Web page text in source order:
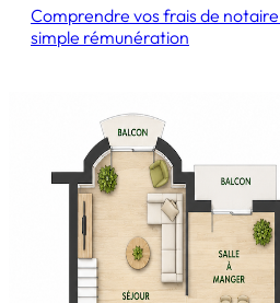
Comprendre vos frais de notaire
simple rémunération